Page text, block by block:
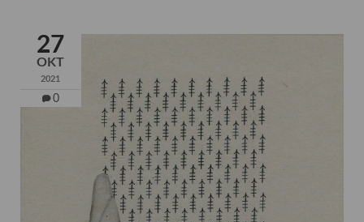
27
OKT
2021
0